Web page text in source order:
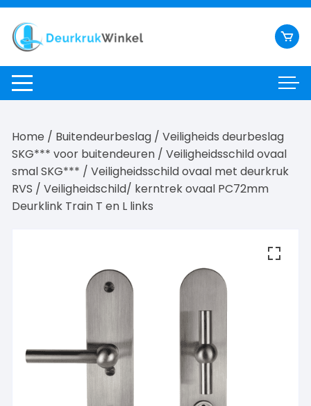
Ga
naar
inhoud
Home / Buitendeurbeslag /Veiligheids deurbeslag
SKG*** voor buitendeuren /Veiligheidsschild ovaal
smal SKG*** /Veiligheidsschild ovaal met deurkruk
RVS / Veiligheidschild/ kerntrek ovaal PC72mm
Deurklink Train T en L links